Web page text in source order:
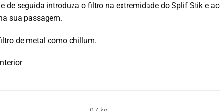
de seguida introduza o filtro na extremidade do Splif Stik e
sua passagem.
de metal como chillum.